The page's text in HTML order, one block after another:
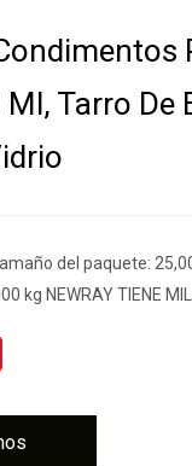
Tarro De
del paquete:
kg NEWRAY TIENE MIL